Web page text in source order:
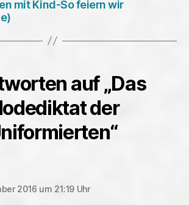
mit Kind-So feiern wir
auf „Das
der
2016 um 21:19 Uhr